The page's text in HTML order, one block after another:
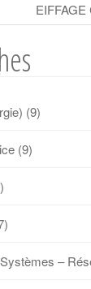
(9)
(9)
–